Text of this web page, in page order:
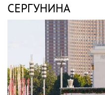
СЕРГУНИНА